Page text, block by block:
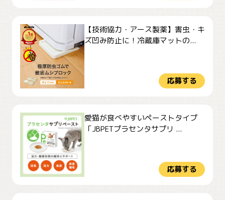
【技術協力・アース製薬】害虫・キ
ズ凹み防止に！冷蔵庫マットの...
応募する
愛猫が食べやすいペーストタイプ
「JBPETプラセンタサプリ ...
応募する